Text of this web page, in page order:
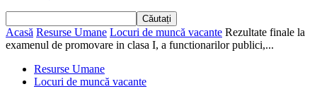
Acasă Resurse Umane Locuri de muncă vacante Rezultate finale la
examenul de promovare in clasa I, a functionarilor publici,...
Resurse Umane
Locuri de muncă vacante